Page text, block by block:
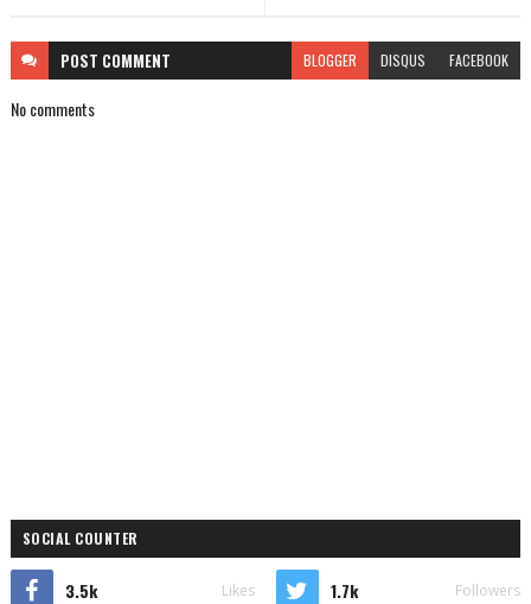
POST COMMENT BLOGGER DISQUS FACEBOOK
No comments
SOCIAL COUNTER
3.5k Likes 1.7k Followers